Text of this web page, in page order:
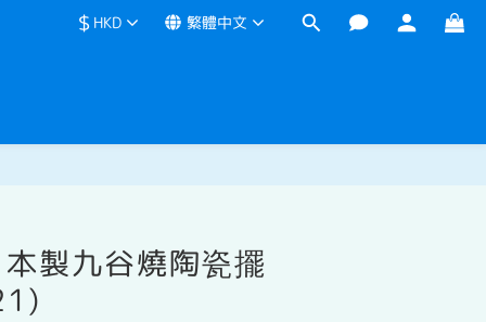
$ HKD 繁體中文
製九谷燒陶瓷擺